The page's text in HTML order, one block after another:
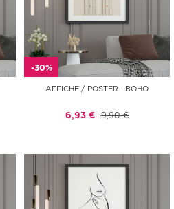
-30%
AFFICHE / POSTER - BOHO
6,93 € 9,90 €